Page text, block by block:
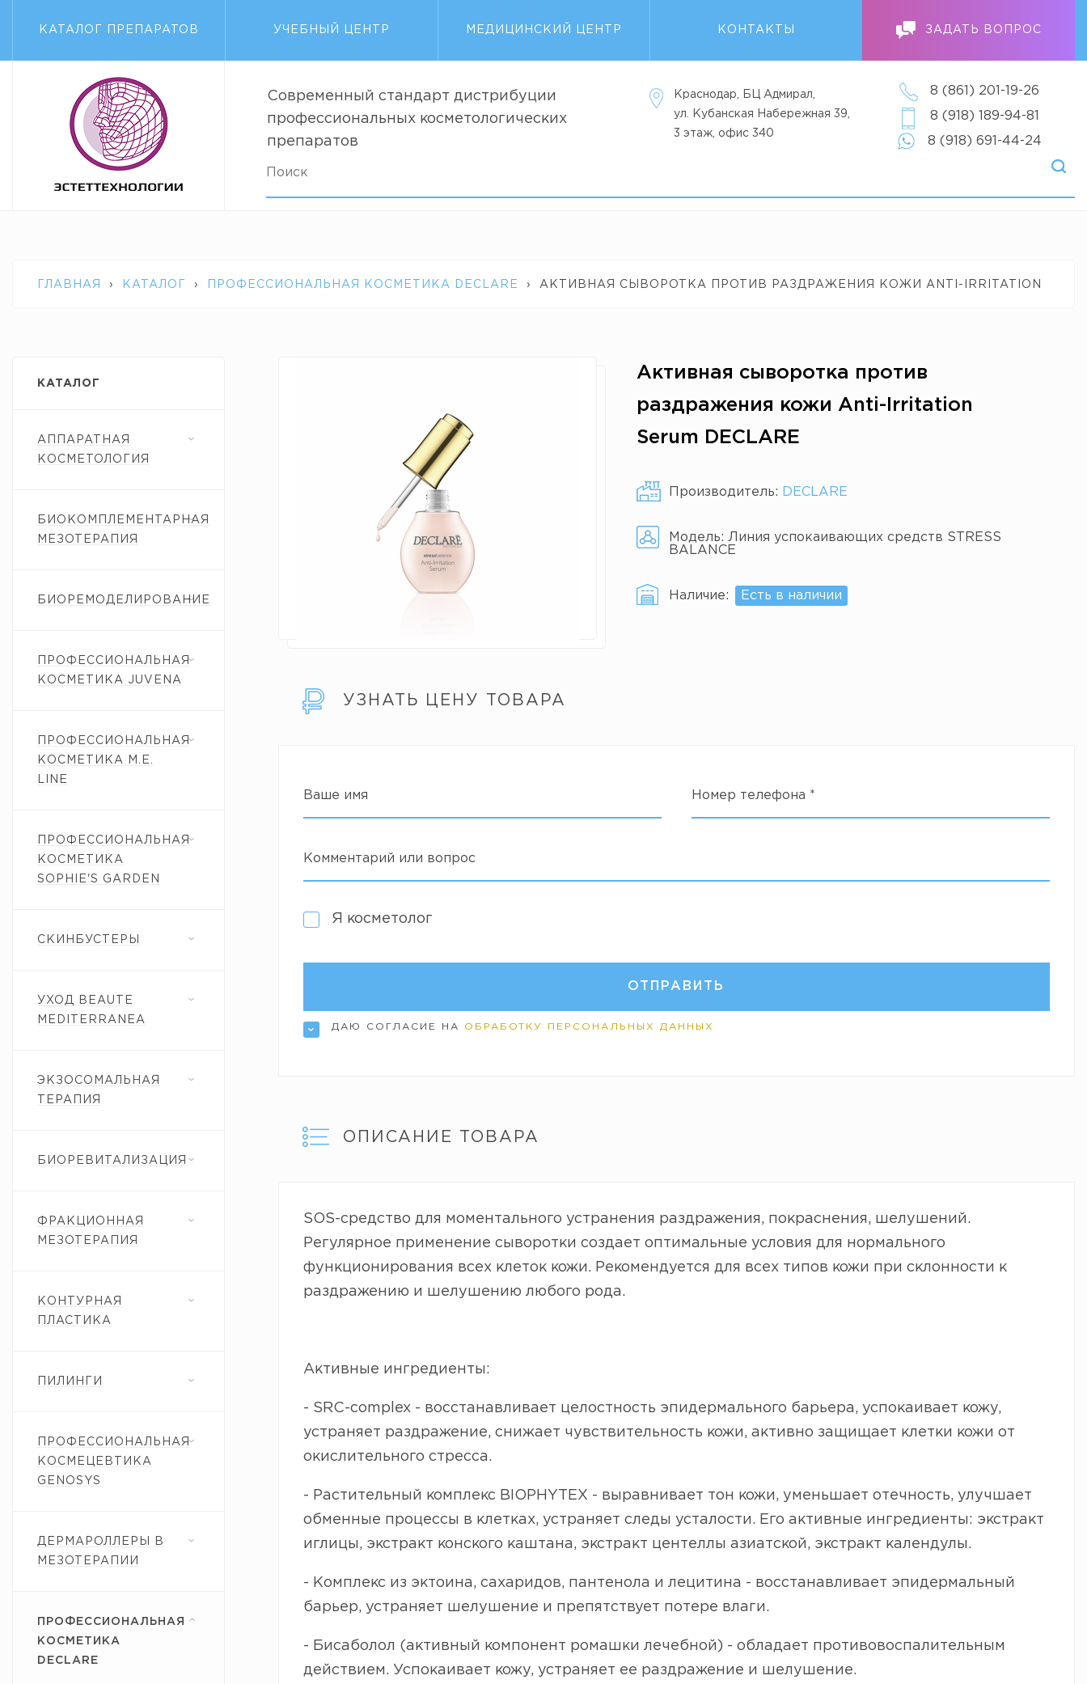
КАТАЛОГ ПРЕПАРАТОВ УЧЕБНЫЙ ЦЕНТР МЕДИЦИНСКИЙ ЦЕНТР КОНТАКТЫ ЗАДАТЬ ВОПРОС
Современный стандарт дистрибуции
профессиональных косметологических
препаратов
Краснодар, БЦ Адмирал,
ул. Кубанская Набережная 39,
3 этаж, офис 340
8 (861) 201-19-26
8 (918) 189-94-81
8 (918) 691-44-24
ГЛАВНАЯ › КАТАЛОГ › ПРОФЕССИОНАЛЬНАЯ КОСМЕТИКА DECLARE › АКТИВНАЯ СЫВОРОТКА ПРОТИВ РАЗДРАЖЕНИЯ КОЖИ ANTI-IRRITATION
КАТАЛОГ
АППАРАТНАЯ
КОСМЕТОЛОГИЯ
БИОКОМПЛЕМЕНТАРНАЯ
МЕЗОТЕРАПИЯ
БИОРЕМОДЕЛИРОВАНИЕ
ПРОФЕССИОНАЛЬНАЯ
КОСМЕТИКА JUVENA
ПРОФЕССИОНАЛЬНАЯ
КОСМЕТИКА M.E.
LINE
ПРОФЕССИОНАЛЬНАЯ
КОСМЕТИКА
SOPHIE'S GARDEN
СКИНБУСТЕРЫ
УХОД BEAUTE
MEDITERRANEA
ЭКЗОСОМАЛЬНАЯ
ТЕРАПИЯ
БИОРЕВИТАЛИЗАЦИЯ
ФРАКЦИОННАЯ
МЕЗОТЕРАПИЯ
КОНТУРНАЯ
ПЛАСТИКА
ПИЛИНГИ
ПРОФЕССИОНАЛЬНАЯ
КОСМЕЦЕВТИКА
GENOSYS
ДЕРМАРОЛЛЕРЫ В
МЕЗОТЕРАПИИ
ПРОФЕССИОНАЛЬНАЯ
КОСМЕТИКА
DECLARE
Активная сыворотка против
раздражения кожи Anti-Irritation
Serum DECLARE
Производитель: DECLARE
Модель: Линия успокаивающих средств STRESS
BALANCE
Наличие: Есть в наличии
УЗНАТЬ ЦЕНУ ТОВАРА
Ваше имя Номер телефона *
Комментарий или вопрос
Я косметолог
ДАЮ СОГЛАСИЕ НА ОБРАБОТКУ ПЕРСОНАЛЬНЫХ ДАННЫХ
ОПИСАНИЕ ТОВАРА
SOS-средство для моментального устранения раздражения, покраснения, шелушений.
Регулярное применение сыворотки создает оптимальные условия для нормального
функционирования всех клеток кожи. Рекомендуется для всех типов кожи при склонности к
раздражению и шелушению любого рода.
Активные ингредиенты:
- SRC-complex - восстанавливает целостность эпидермального барьера, успокаивает кожу,
устраняет раздражение, снижает чувствительность кожи, активно защищает клетки кожи от
окислительного стресса.
- Растительный комплекс BIOPHYTEX - выравнивает тон кожи, уменьшает отечность, улучшает
обменные процессы в клетках, устраняет следы усталости. Его активные ингредиенты: экстракт
иглицы, экстракт конского каштана, экстракт центеллы азиатской, экстракт календулы.
- Комплекс из эктоина, сахаридов, пантенола и лецитина - восстанавливает эпидермальный
барьер, устраняет шелушение и препятствует потере влаги.
- Бисаболол (активный компонент ромашки лечебной) - обладает противовоспалительным
действием. Успокаивает кожу, устраняет ее раздражение и шелушение.